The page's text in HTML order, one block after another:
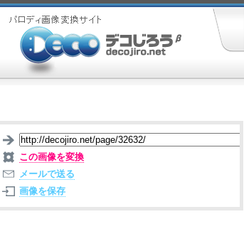
この画像を変換
メールで送る
画像を保存